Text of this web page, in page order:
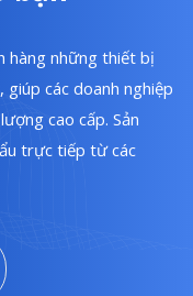
hàng những thiết bị
các doanh nghiệp
cao cấp. Sản
trực tiếp từ các